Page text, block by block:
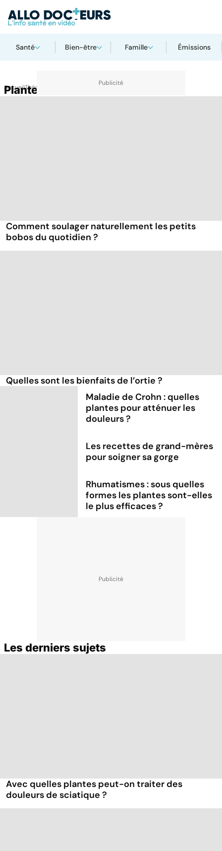
Santé Bien-être Famille Émissions
AccueilThématiques
Plantes anti douleurs
Comment soulager naturellement les petits
bobos du quotidien ?
Quelles sont les bienfaits de l’ortie ?
Maladie de Crohn : quelles
plantes pour atténuer les
douleurs ?
Les recettes de grand-mères
pour soigner sa gorge
Rhumatismes : sous quelles
formes les plantes sont-elles
le plus efficaces ?
Les derniers sujets
Avec quelles plantes peut-on traiter des
douleurs de sciatique ?